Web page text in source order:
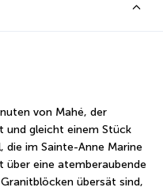
von Mahé, der
und gleicht einem Stück
die im Sainte-Anne Marine
eine atemberaubende
übersät sind,